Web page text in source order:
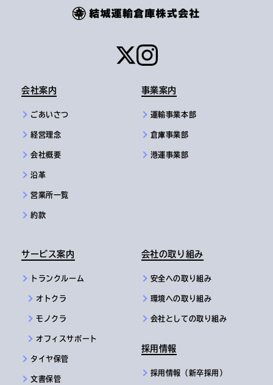
会社案内
ごあいさつ
経営理念
会社概要
沿革
営業所一覧
約款
事業案内
運輸事業本部
倉庫事業部
港運事業部
サービス案内
トランクルーム
オトクラ
モノクラ
オフィスサポート
タイヤ保管
文書保管
会社の取り組み
安全への取り組み
環境への取り組み
会社としての取り組み
採用情報
採用情報（新卒採用）